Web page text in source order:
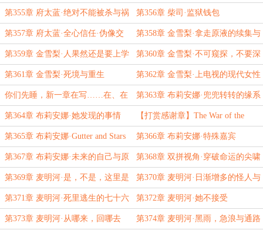
第355章 府太蓝·绝对不能被杀与祸
水东引
第356章 柴司·监狱钱包
第357章 府太蓝·全心信任·伪像交
换·需要立即逃亡
第358章 金雪梨·拿走原液的续集与
气球笑脸
第359章 金雪梨·人果然还是要上学
啊
第360章 金雪梨·不可窥探，不要深
入，紧追不舍
第361章 金雪梨·死境与重生 第362章 金雪梨·上电视的现代女性
你们先睡，新一章在写……在、在
写的……
第363章 布莉安娜·兜兜转转的缘系
第364章 布莉安娜·她发现的事情 【打赏感谢章】The War of the
Nests
第365章 布莉安娜·Gutter and Stars 第366章 布莉安娜·特殊嘉宾
第367章 布莉安娜·未来的自己与原
本的目标
第368章 双拼视角·穿破命运的尖啸
第369章 麦明河·是，不是，这里是
工地
第370章 麦明河·日渐增多的怪人与
伊文
第371章 麦明河·死里逃生的七十六
岁
第372章 麦明河·她不接受
第373章 麦明河·从哪来，回哪去 第374章 麦明河·黑雨，急浪与通路